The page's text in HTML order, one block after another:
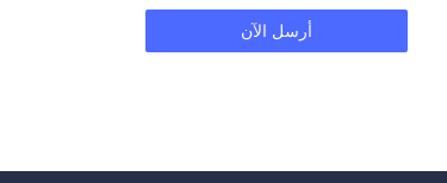
أرسل الآن